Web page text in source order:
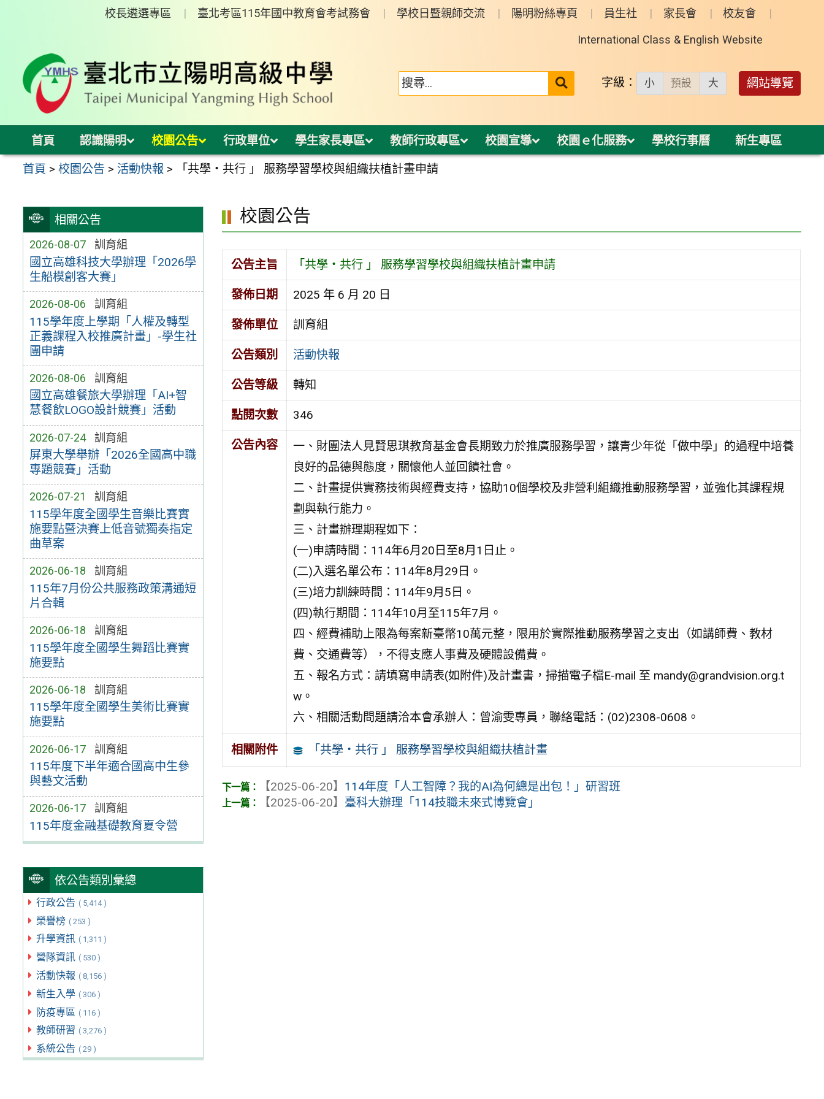
校長遴選專區 臺北考區115年國中教育會考試務會 學校日暨親師交流 陽明粉絲專頁 員生社 家長會 校友會
International Class & English Website
送出 字級： 小 預設 大 網站導覽
首頁 認識陽明 校園公告 行政單位 學生家長專區 教師行政專區 校園宣導 校園ｅ化服務 學校行事曆 新生專區
首頁 >校園公告 > 活動快報 > 「共學・共行 」 服務學習學校與組織扶植計畫申請
相關公告
2026-08-07 訓育組
國立高雄科技大學辦理「2026學
生船模創客大賽」
2026-08-06 訓育組
115學年度上學期「人權及轉型
正義課程入校推廣計畫」-學生社
團申請
2026-08-06 訓育組
國立高雄餐旅大學辦理「AI+智
慧餐飲LOGO設計競賽」活動
2026-07-24 訓育組
屏東大學舉辦「2026全國高中職
專題競賽」活動
2026-07-21 訓育組
115學年度全國學生音樂比賽實
施要點暨決賽上低音號獨奏指定
曲草案
2026-06-18 訓育組
115年7月份公共服務政策溝通短
片合輯
2026-06-18 訓育組
115學年度全國學生舞蹈比賽實
施要點
2026-06-18 訓育組
115學年度全國學生美術比賽實
施要點
2026-06-17 訓育組
115年度下半年適合國高中生參
與藝文活動
2026-06-17 訓育組
115年度金融基礎教育夏令營
依公告類別彙總
行政公告 ( 5,414 )
榮譽榜 ( 253 )
升學資訊 ( 1,311 )
營隊資訊 ( 530 )
活動快報 ( 8,156 )
新生入學 ( 306 )
防疫專區 ( 116 )
教師研習 ( 3,276 )
系統公告 ( 29 )
校園公告
公告主旨 「共學・共行 」 服務學習學校與組織扶植計畫申請
發佈日期 2025 年 6 月 20 日
發佈單位 訓育組
公告類別 活動快報
公告等級 轉知
點閱次數 346
公告內容
一、財團法人見賢思琪教育基金會長期致力於推廣服務學習，讓青少年從「做中學」的過程中培養
良好的品德與態度，關懷他人並回饋社會。
二、計畫提供實務技術與經費支持，協助10個學校及非營利組織推動服務學習，並強化其課程規
劃與執行能力。
三、計畫辦理期程如下：
(一)申請時間：114年6月20日至8月1日止。
(二)入選名單公布：114年8月29日。
(三)培力訓練時間：114年9月5日。
(四)執行期間：114年10月至115年7月。
四、經費補助上限為每案新臺幣10萬元整，限用於實際推動服務學習之支出（如講師費、教材
費、交通費等），不得支應人事費及硬體設備費。
五、報名方式：請填寫申請表(如附件)及計畫書，掃描電子檔E-mail 至 mandy@grandvision.org.t
w。
六、相關活動問題請洽本會承辦人：曾渝雯專員，聯絡電話：(02)2308-0608。
相關附件 「共學・共行 」 服務學習學校與組織扶植計畫
【2025-06-20】 114年度「人工智障？我的AI為何總是出包！」研習班
【2025-06-20】 臺科大辦理「114技職未來式博覽會」